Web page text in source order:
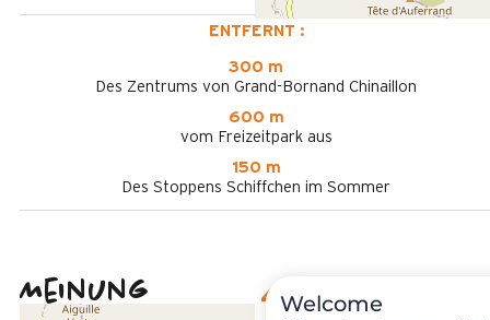
ENTFERNT :
300 m
Des Zentrums von Grand-Bornand Chinaillon
600 m
vom Freizeitpark aus
150 m
Des Stoppens Schiffchen im Sommer
Meinung
4,29(7 Meinung
Welcome